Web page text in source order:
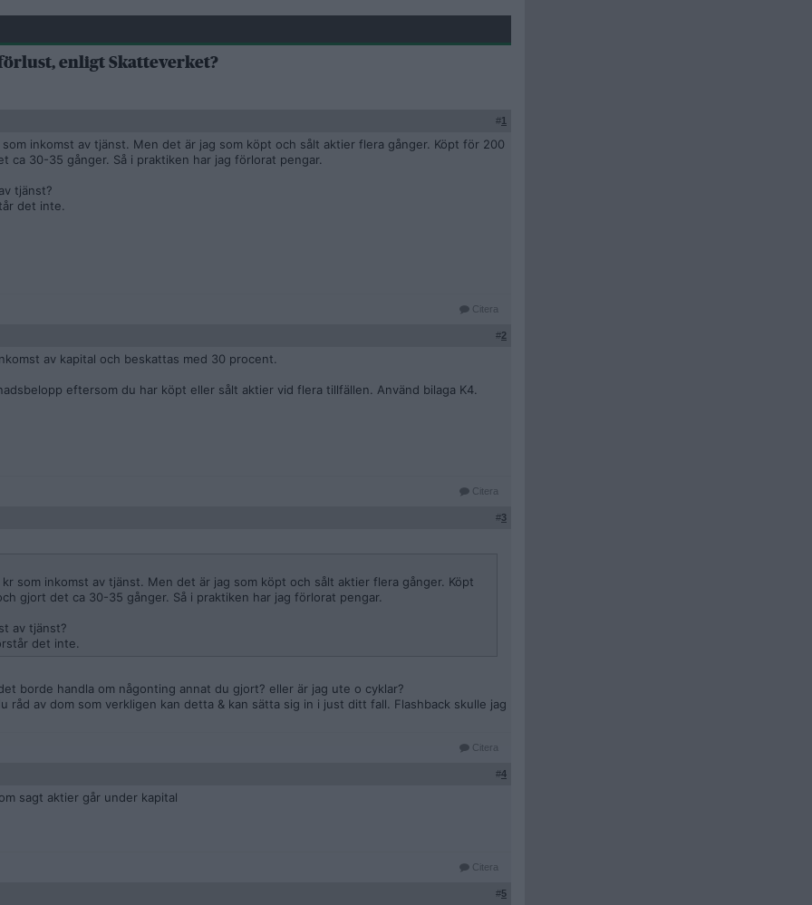
enligt Skatteverket?
#1
inkomst av tjänst. Men det är jag som köpt och sålt aktier flera gånger. Köpt för 200
ca 30-35 gånger. Så i praktiken har jag förlorat pengar.
tjänst?
det inte.
Citera
#2
av kapital och beskattas med 30 procent.
eftersom du har köpt eller sålt aktier vid flera tillfällen. Använd bilaga K4.
Citera
#3
som inkomst av tjänst. Men det är jag som köpt och sålt aktier flera gånger. Köpt
gjort det ca 30-35 gånger. Så i praktiken har jag förlorat pengar.
av tjänst?
det inte.
borde handla om någonting annat du gjort? eller är jag ute o cyklar?
råd av dom som verkligen kan detta & kan sätta sig in i just ditt fall. Flashback skulle jag
Citera
#4
sagt aktier går under kapital
Citera
#5